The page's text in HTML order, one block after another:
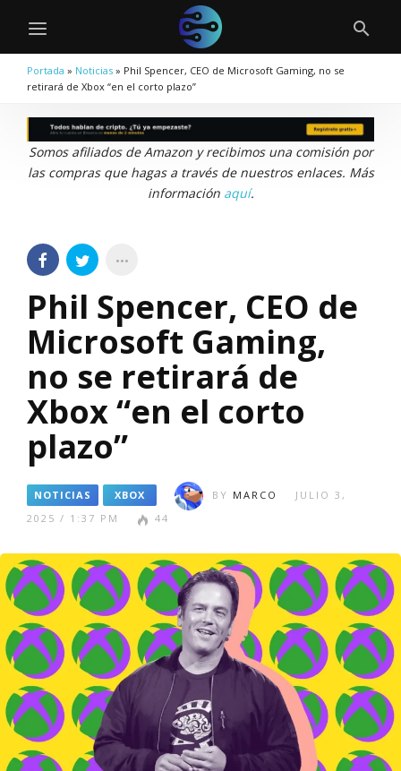
Portada » Noticias » Phil Spencer, CEO de Microsoft Gaming, no se
retirará de Xbox “en el corto plazo”
Somos afiliados de Amazon y recibimos una comisión por
las compras que hagas a través de nuestros enlaces. Más
información aquí.
Phil Spencer, CEO de
Microsoft Gaming,
no se retirará de
Xbox “en el corto
plazo”
NOTICIAS XBOX BY MARCO
JULIO 3,
2025 / 1:37 PM
44